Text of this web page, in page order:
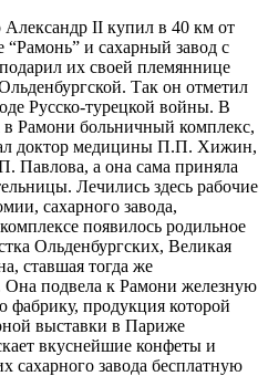
Александр II купил в 40 км от
и сахарный завод с
их своей племяннице
Так он отметил
Русско-турецкой войны. В
в Рамони больничный комплекс,
доктор медицины П.П. Хижин,
Павлова, а она сама приняла
Лечились здесь рабочие
сахарного завода,
появилось родильное
Ольденбургских, Великая
ставшая тогда же
подвела к Рамони железную
фабрику, продукция которой
выставки в Париже
вкуснейшие конфеты и
сахарного завода бесплатную